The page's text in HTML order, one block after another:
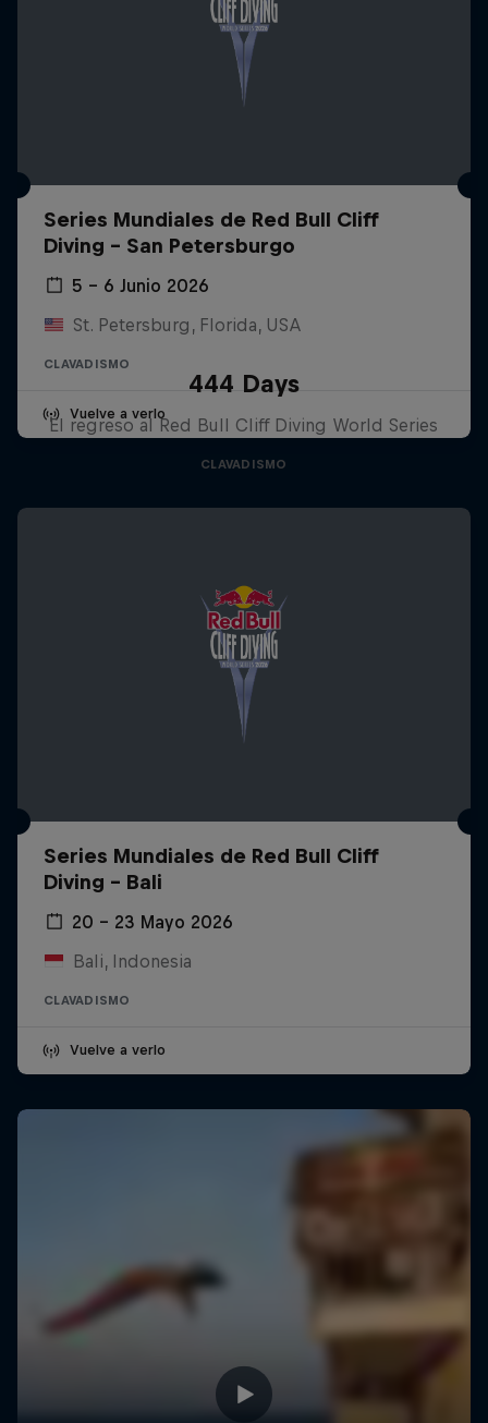
Series Mundiales de Red Bull Cliff
Diving - San Petersburgo
5 – 6 Junio 2026
St. Petersburg, Florida, USA
CLAVADISMO
Vuelve a verlo
444 Days
El regreso al Red Bull Cliff Diving World Series
CLAVADISMO
Series Mundiales de Red Bull Cliff
Diving - Bali
20 – 23 Mayo 2026
Bali, Indonesia
CLAVADISMO
Vuelve a verlo